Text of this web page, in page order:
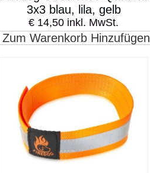
3x3 blau, lila, gelb
€ 14,50 inkl. MwSt.
Zum Warenkorb Hinzufügen